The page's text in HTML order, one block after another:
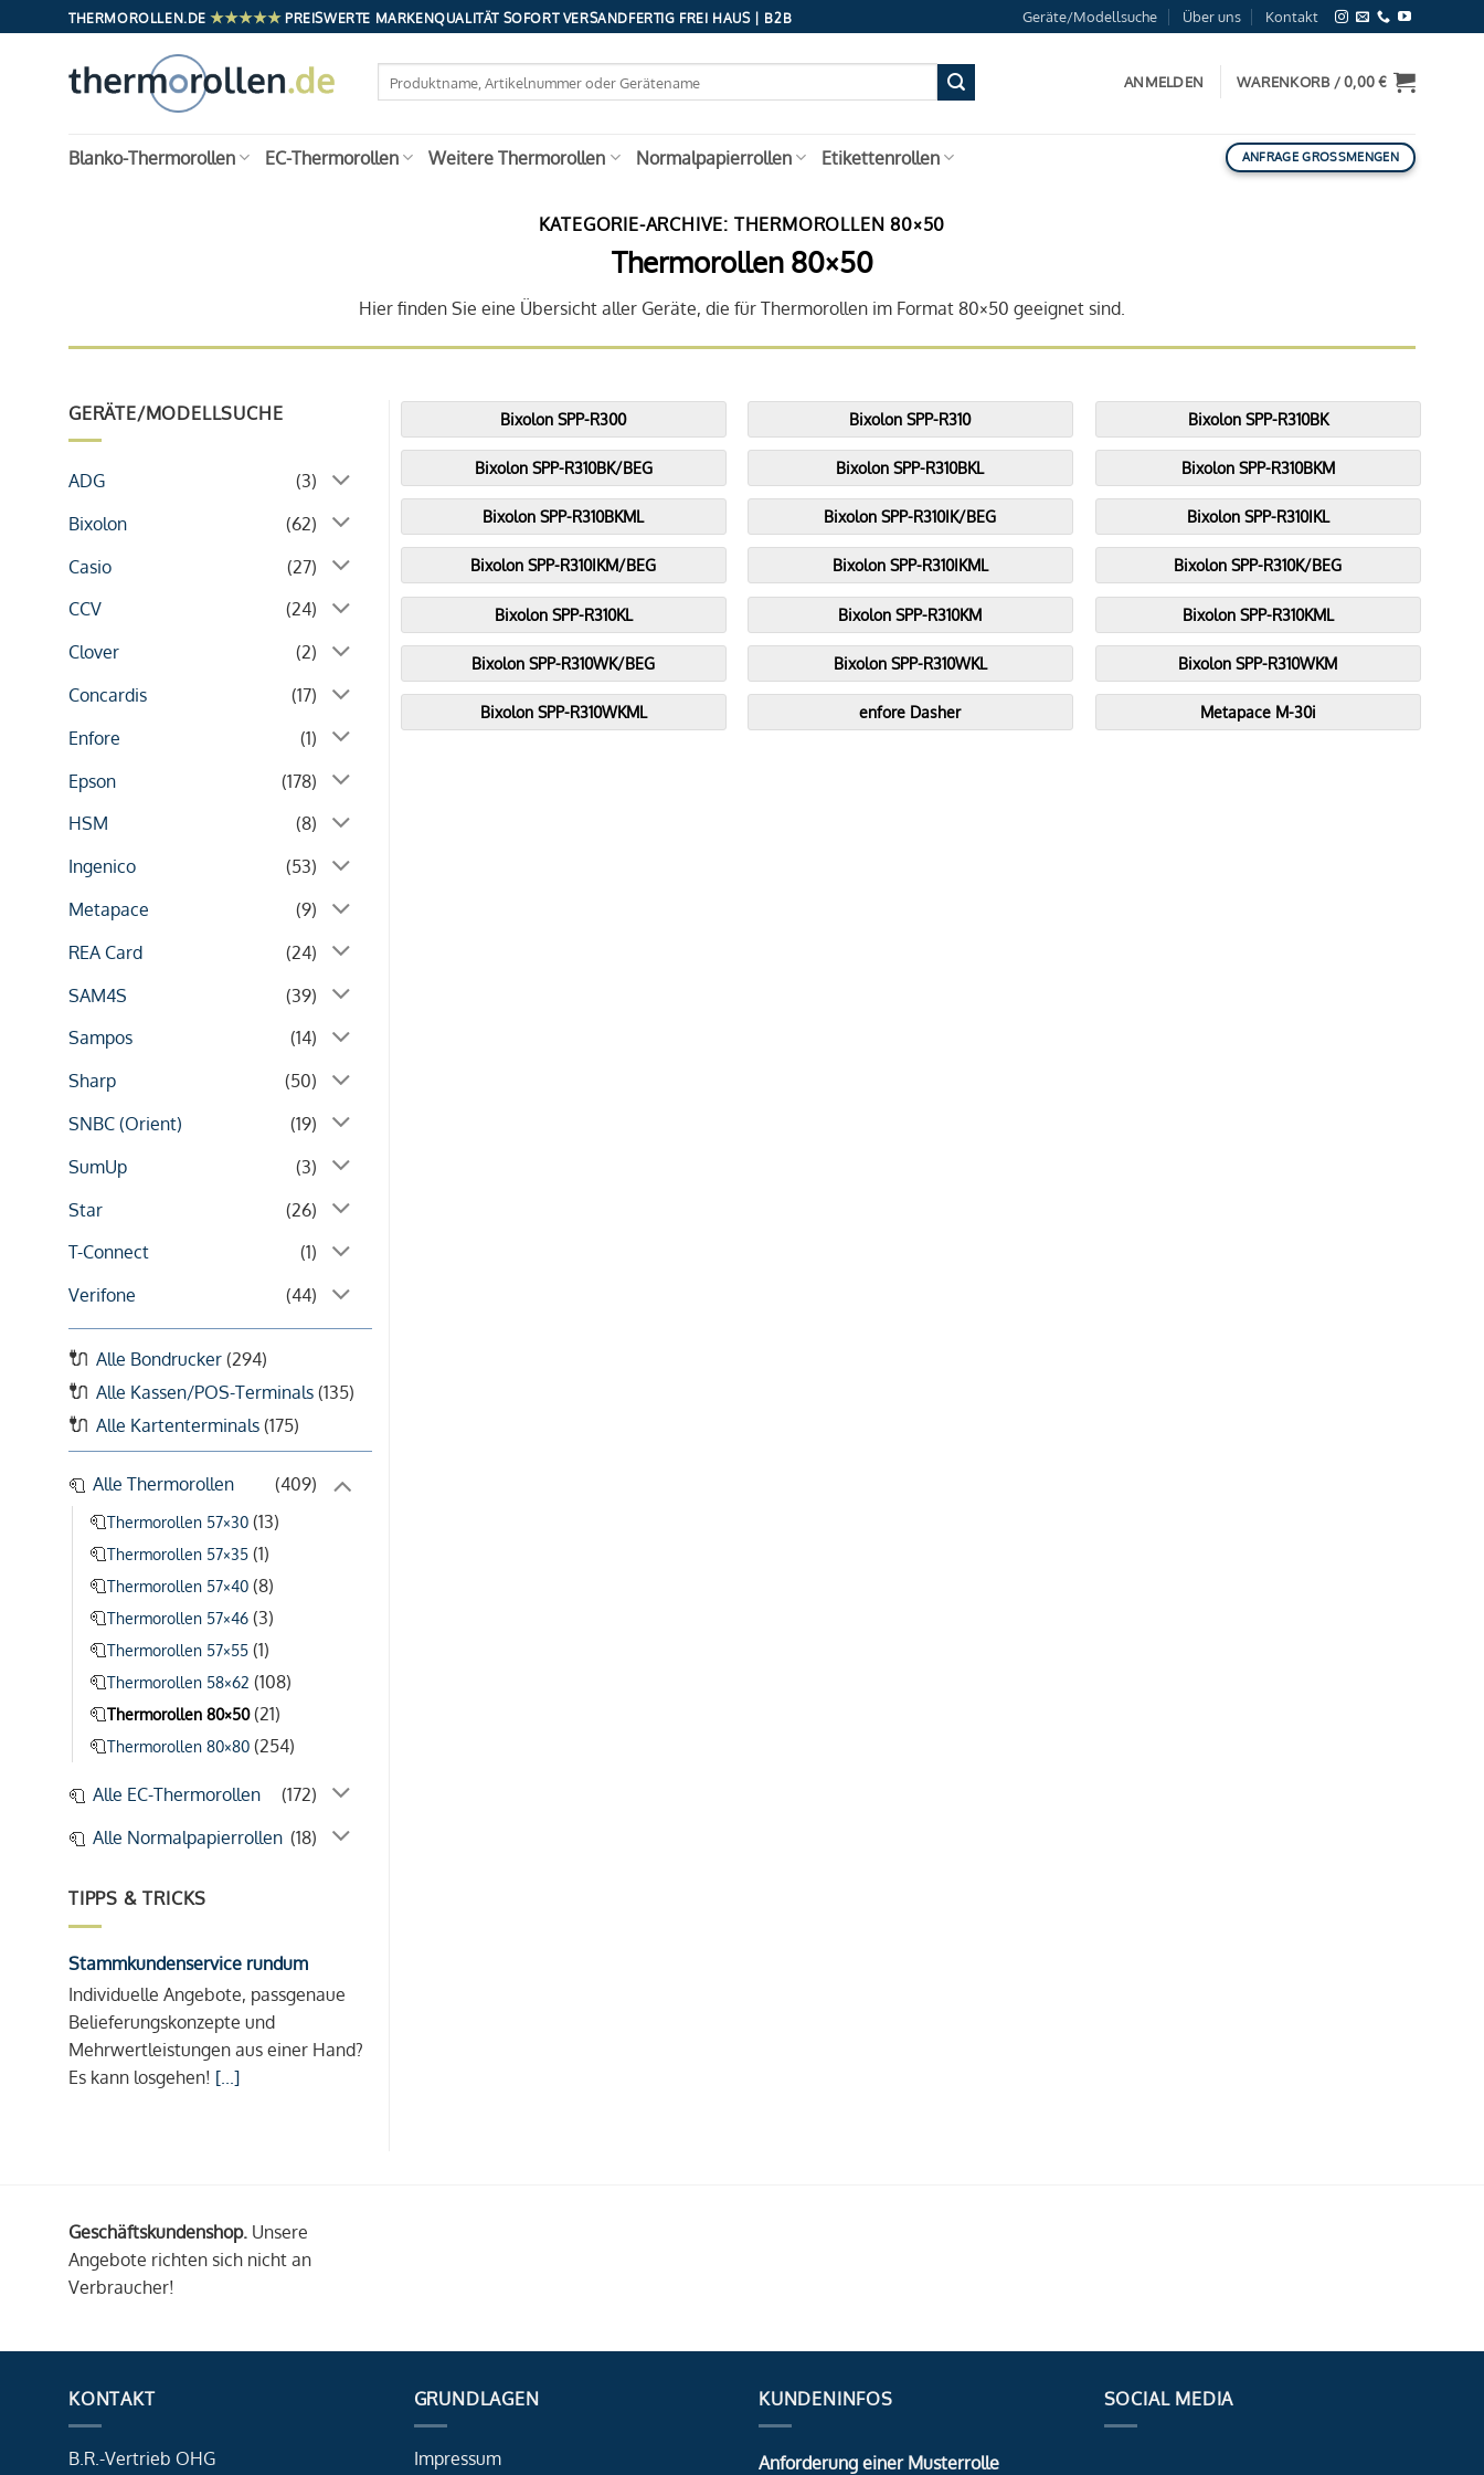
Inhalt
THERMOROLLEN.DE ★★★★★ PREISWERTE MARKENQUALITÄT SOFORT VERSANDFERTIG FREI HAUS | B2B Geräte/Modellsuche Über uns Kontakt
nach:
ANMELDEN WARENKORB /0,00€
Blanko-Thermorollen EC-Thermorollen Weitere Thermorollen Normalpapierrollen Etikettenrollen ANFRAGE GROSSMENGEN
KATEGORIE-ARCHIVE: THERMOROLLEN 80×50
Thermorollen 80×50
Hier finden Sie eine Übersicht aller Geräte, die für Thermorollen im Format 80×50 geeignet sind.
GERÄTE/MODELLSUCHE
ADG
(3)
Bixolon
(62)
Casio
(27)
CCV
(24)
Clover
(2)
Concardis
(17)
Enfore
(1)
Epson
(178)
HSM
(8)
Ingenico
(53)
Metapace
(9)
REA Card
(24)
SAM4S
(39)
Sampos
(14)
Sharp
(50)
SNBC (Orient)
(19)
SumUp
(3)
Star
(26)
T-Connect
(1)
Verifone
(44)
Alle Bondrucker (294)
Alle Kassen/POS-Terminals (135)
Alle Kartenterminals (175)
Alle Thermorollen (409)
Thermorollen 57×30 (13)
Thermorollen 57×35 (1)
Thermorollen 57×40 (8)
Thermorollen 57×46 (3)
Thermorollen 57×55 (1)
Thermorollen 58×62 (108)
Thermorollen 80×50(21)
Thermorollen 80×80 (254)
Alle EC-Thermorollen
(172)
Alle Normalpapierrollen (18)
TIPPS & TRICKS
Stammkundenservice rundum
Individuelle Angebote, passgenaue
Belieferungskonzepte und
Mehrwertleistungen aus einer Hand?
Es kann losgehen! [...]
Bixolon SPP-R300 Bixolon SPP-R310 Bixolon SPP-R310BK
Bixolon SPP-R310BK/BEG Bixolon SPP-R310BKL Bixolon SPP-R310BKM
Bixolon SPP-R310BKML Bixolon SPP-R310IK/BEG Bixolon SPP-R310IKL
Bixolon SPP-R310IKM/BEG Bixolon SPP-R310IKML Bixolon SPP-R310K/BEG
Bixolon SPP-R310KL Bixolon SPP-R310KM Bixolon SPP-R310KML
Bixolon SPP-R310WK/BEG Bixolon SPP-R310WKL Bixolon SPP-R310WKM
Bixolon SPP-R310WKML enfore Dasher Metapace M-30i
Geschäftskundenshop. Unsere
Angebote richten sich nicht an
Verbraucher!
KONTAKT
B.R.-Vertrieb OHG
GRUNDLAGEN
Impressum
KUNDENINFOS
Anforderung einer Musterrolle
SOCIAL MEDIA